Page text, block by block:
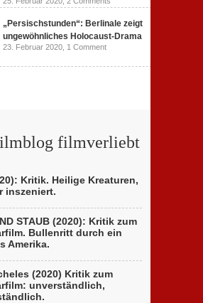
„Persischstunden“: Berlinale zeigt
ungewöhnliches Holocaust-Drama
23. Februar 2020, 1 Comment
filmverliebt
Kritik. Heilige Kreaturen,
inszeniert.
STAUB (2020): Kritik zum
Bullenritt durch ein
Amerika.
(2020) Kritik zum
unverständlich,